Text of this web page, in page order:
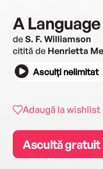
A
deS. F. Williamson
citită de Henrietta
Asculți nelimitat
Adaugă la wishlist
Ascultă gratuit